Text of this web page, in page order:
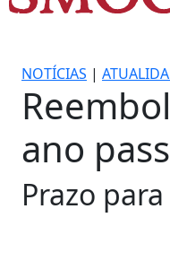
NOTÍCIAS |
ano
Prazo